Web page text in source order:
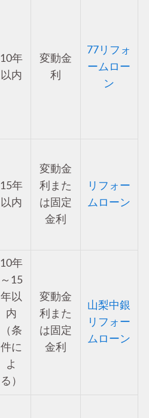
10年
以内
変動金
利
77リフォ
ームロー
ン
15年
以内
変動金
利また
は固定
金利
リフォー
ムローン
10年
～15
年以
内
（条
件に
よ
る）
変動金
利また
は固定
金利
山梨中銀
リフォー
ムローン